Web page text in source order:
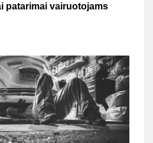
patarimai vairuotojams